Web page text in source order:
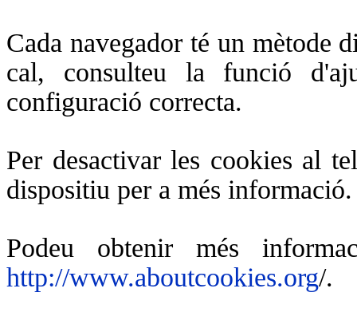
Cada navegador té un mètode
cal, consulteu la funció
configuració correcta.
Per desactivar les cookies al
dispositiu per a més informació.
Podeu obtenir més
http://www.aboutcookies.org/.